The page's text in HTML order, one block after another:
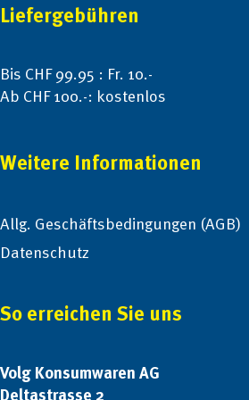
Liefergebühren
Bis CHF 99.95 : Fr. 10.-
Ab CHF 100.-: kostenlos
Weitere Informationen
Allg. Geschäftsbedingungen (AGB)
Datenschutz
So erreichen Sie uns
Volg Konsumwaren AG
Deltastrasse 2